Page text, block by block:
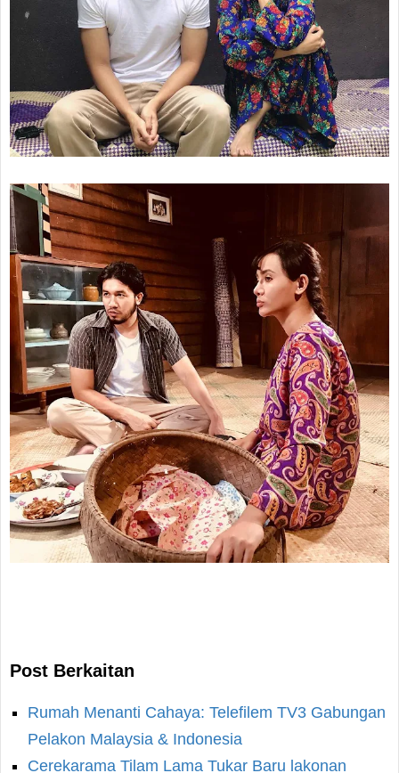
Post Berkaitan
Rumah Menanti Cahaya: Telefilem TV3 Gabungan
Pelakon Malaysia & Indonesia
Cerekarama Tilam Lama Tukar Baru lakonan